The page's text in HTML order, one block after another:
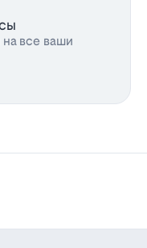
на все ваши